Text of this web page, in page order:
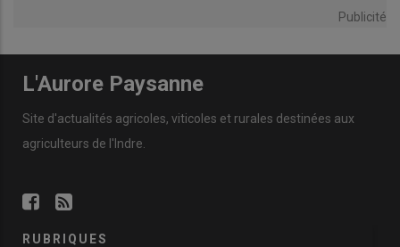
Publicité
L'Aurore Paysanne
Site d'actualités agricoles, viticoles et rurales destinées aux
agriculteurs de l'Indre.
RUBRIQUES